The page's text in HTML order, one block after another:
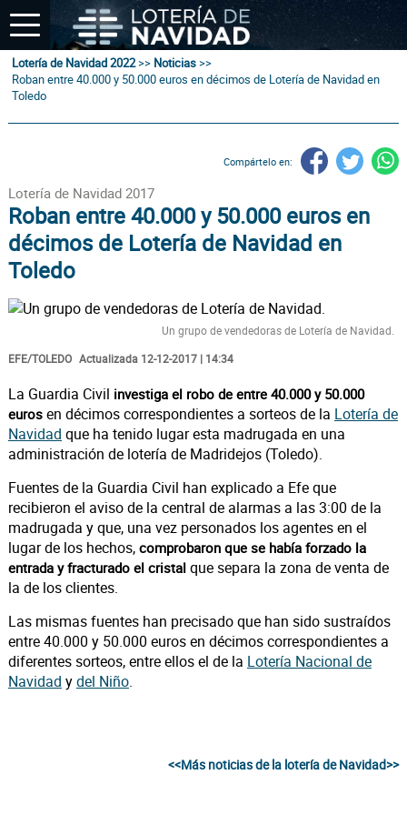
Lotería de Navidad 2022>> Noticias>>
Roban entre 40.000 y 50.000 euros en décimos de Lotería de Navidad en
Toledo
Compártelo en:
Lotería de Navidad 2017
Roban entre 40.000 y 50.000 euros en
décimos de Lotería de Navidad en
Toledo
Un grupo de vendedoras de Lotería de Navidad.
EFE/TOLEDO Actualizada 12-12-2017 | 14:34
La Guardia Civil investiga el robo de entre 40.000 y 50.000
eurosen décimos correspondientes a sorteos de la Lotería de
Navidad que ha tenido lugar esta madrugada en una
administración de lotería de Madridejos (Toledo).
Fuentes de la Guardia Civil han explicado a Efe que
recibieron el aviso de la central de alarmas a las 3:00 de la
madrugada y que, una vez personados los agentes en el
lugar de los hechos, comprobaron que se había forzado la
entrada y fracturado el cristalque separa la zona de venta de
la de los clientes.
Las mismas fuentes han precisado que han sido sustraídos
entre 40.000 y 50.000 euros en décimos correspondientes a
diferentes sorteos, entre ellos el de la Lotería Nacional de
Navidad ydel Niño.
<<Más noticias de la lotería de Navidad>>